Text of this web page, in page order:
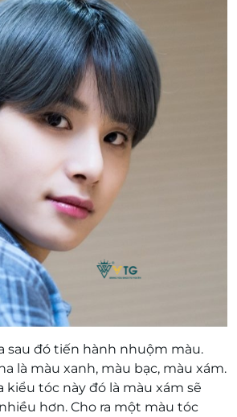
sau đó tiến hành nhuộm màu.
là màu xanh, màu bạc, màu xám.
tóc này đó là màu xám sẽ
hơn. Cho ra một màu tóc